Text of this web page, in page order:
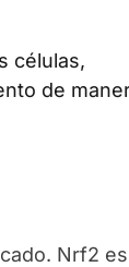
células,
de
Nrf2